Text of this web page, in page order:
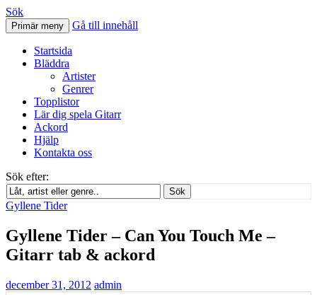
Svenskatabs.se
Sök
Primär meny Gå till innehåll
Startsida
Bläddra
Artister
Genrer
Topplistor
Lär dig spela Gitarr
Ackord
Hjälp
Kontakta oss
Sök efter:
Sök
Gyllene Tider
Gyllene Tider – Can You Touch Me –
Gitarr tab & ackord
december 31, 2012 admin